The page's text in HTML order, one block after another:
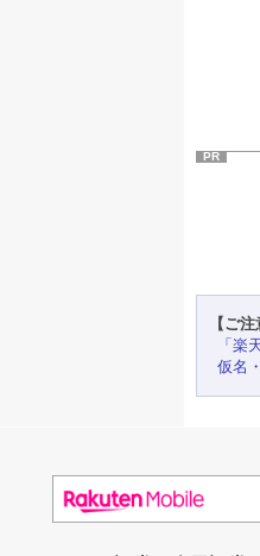
PR
【ご
「楽
仮名